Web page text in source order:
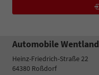
Automobile Wentland
Heinz-Friedrich-Straße 22
64380 Roßdorf